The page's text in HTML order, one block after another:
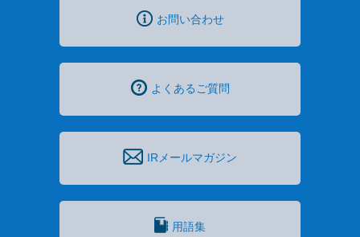
お問い合わせ
よくあるご質問
IRメールマガジン
用語集